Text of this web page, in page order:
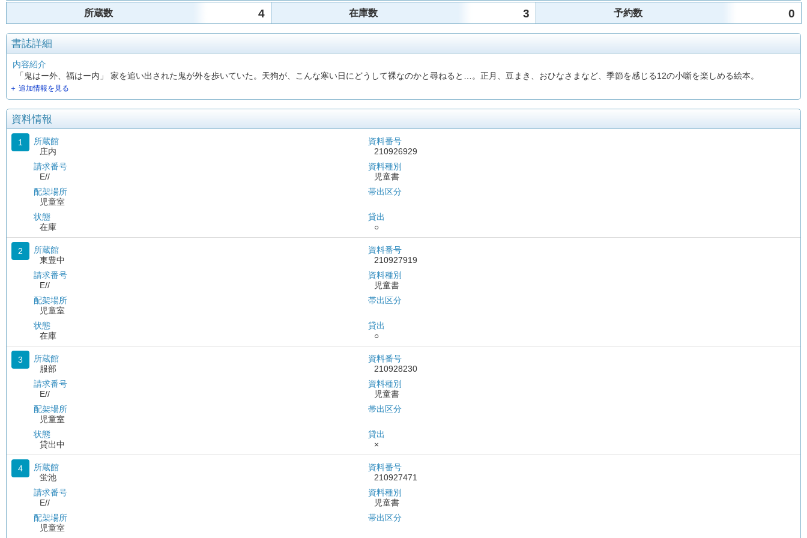
所蔵数 4 在庫数 3 予約数 0
書誌詳細
内容紹介
「鬼はー外、福はー内」 家を追い出された鬼が外を歩いていた。天狗が、こんな寒い日にどうして裸なのかと尋ねると…。正月、豆まき、おひなさまなど、季節を感じる12の小噺を楽しめる絵本。
＋ 追加情報を見る
資料情報
1
所蔵館
庄内
請求番号
E//
配架場所
児童室
状態
在庫
資料番号
210926929
資料種別
児童書
帯出区分
貸出
○
2
所蔵館
東豊中
請求番号
E//
配架場所
児童室
状態
在庫
資料番号
210927919
資料種別
児童書
帯出区分
貸出
○
3
所蔵館
服部
請求番号
E//
配架場所
児童室
状態
貸出中
資料番号
210928230
資料種別
児童書
帯出区分
貸出
×
4
所蔵館
蛍池
請求番号
E//
配架場所
児童室
資料番号
210927471
資料種別
児童書
帯出区分